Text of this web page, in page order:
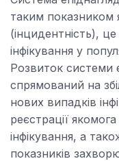
таким показником
(інцидентність),
інфікування у
Розвиток системи
спрямований на
нових випадків
реєстрації
інфікування, а
показників